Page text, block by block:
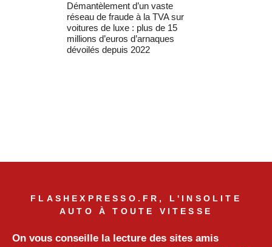
Démantèlement d’un vaste
réseau de fraude à la TVA sur
voitures de luxe : plus de 15
millions d’euros d’arnaques
dévoilés depuis 2022
FLASHEXPRESSO.FR, L'INSOLITE
AUTO À TOUTE VITESSE
On vous conseille la lecture des sites amis